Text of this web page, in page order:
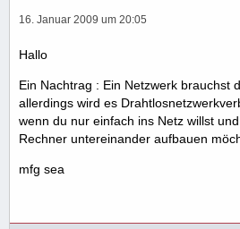
16. Januar 2009 um 20:05
Hallo
Ein Nachtrag : Ein Netzwerk brauchst
allerdings wird es
wenn du nur einfach ins Netz willst
Rechner untereinander aufbauen
mfg sea